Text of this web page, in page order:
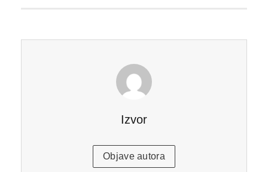
Izvor
Objave autora